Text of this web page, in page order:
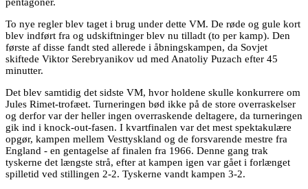
To nye regler blev taget i brug under dette VM. De røde og gule kort
blev indført fra og udskiftninger blev nu tilladt (to per kamp). Den
første af disse fandt sted allerede i åbningskampen, da Sovjet
skiftede Viktor Serebryanikov ud med Anatoliy Puzach efter 45
minutter.
Det blev samtidig det sidste VM, hvor holdene skulle konkurrere om
Jules Rimet-trofæet. Turneringen bød ikke på de store overraskelser
og derfor var der heller ingen overraskende deltagere, da turneringen
gik ind i knock-out-fasen. I kvartfinalen var det mest spektakulære
opgør, kampen mellem Vesttyskland og de forsvarende mestre fra
England - en gentagelse af finalen fra 1966. Denne gang trak
tyskerne det længste strå, efter at kampen igen var gået i forlænget
spilletid ved stillingen 2-2. Tyskerne vandt kampen 3-2.